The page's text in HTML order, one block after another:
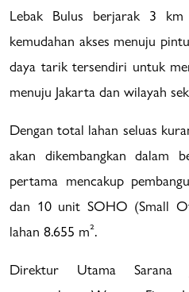
Lebak Bulus berjarak 3
kemudahan akses menuju
daya tarik tersendiri untuk
menuju Jakarta dan wilayah
Dengan total lahan seluas
akan dikembangkan dalam
pertama mencakup
dan 10 unit SOHO (Small
lahan 8.655 m².
Direktur Utama Sarana